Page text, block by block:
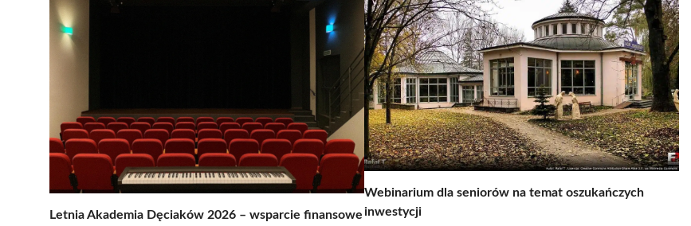
Letnia Akademia Dęciaków 2026 – wsparcie finansowe
Webinarium dla seniorów na temat oszukańczych
inwestycji